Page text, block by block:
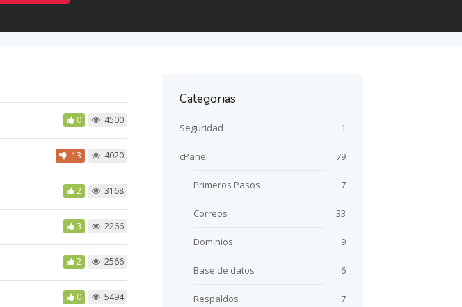
0 4500
-13 4020
2 3168
3 2266
2 2566
0 5494
Categorias
Seguridad 1
cPanel 79
Primeros Pasos 7
Correos 33
Dominios 9
Base de datos 6
Respaldos 7